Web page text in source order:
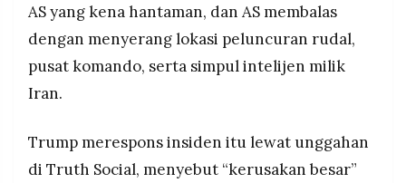
RESOLUSI
MEDIA
PRAMUDITA
AS yang kena hantaman, dan AS membalas
dengan menyerang lokasi peluncuran rudal,
pusat komando, serta simpul intelijen milik
Iran.
Trump merespons insiden itu lewat unggahan
di Truth Social, menyebut “kerusakan besar”